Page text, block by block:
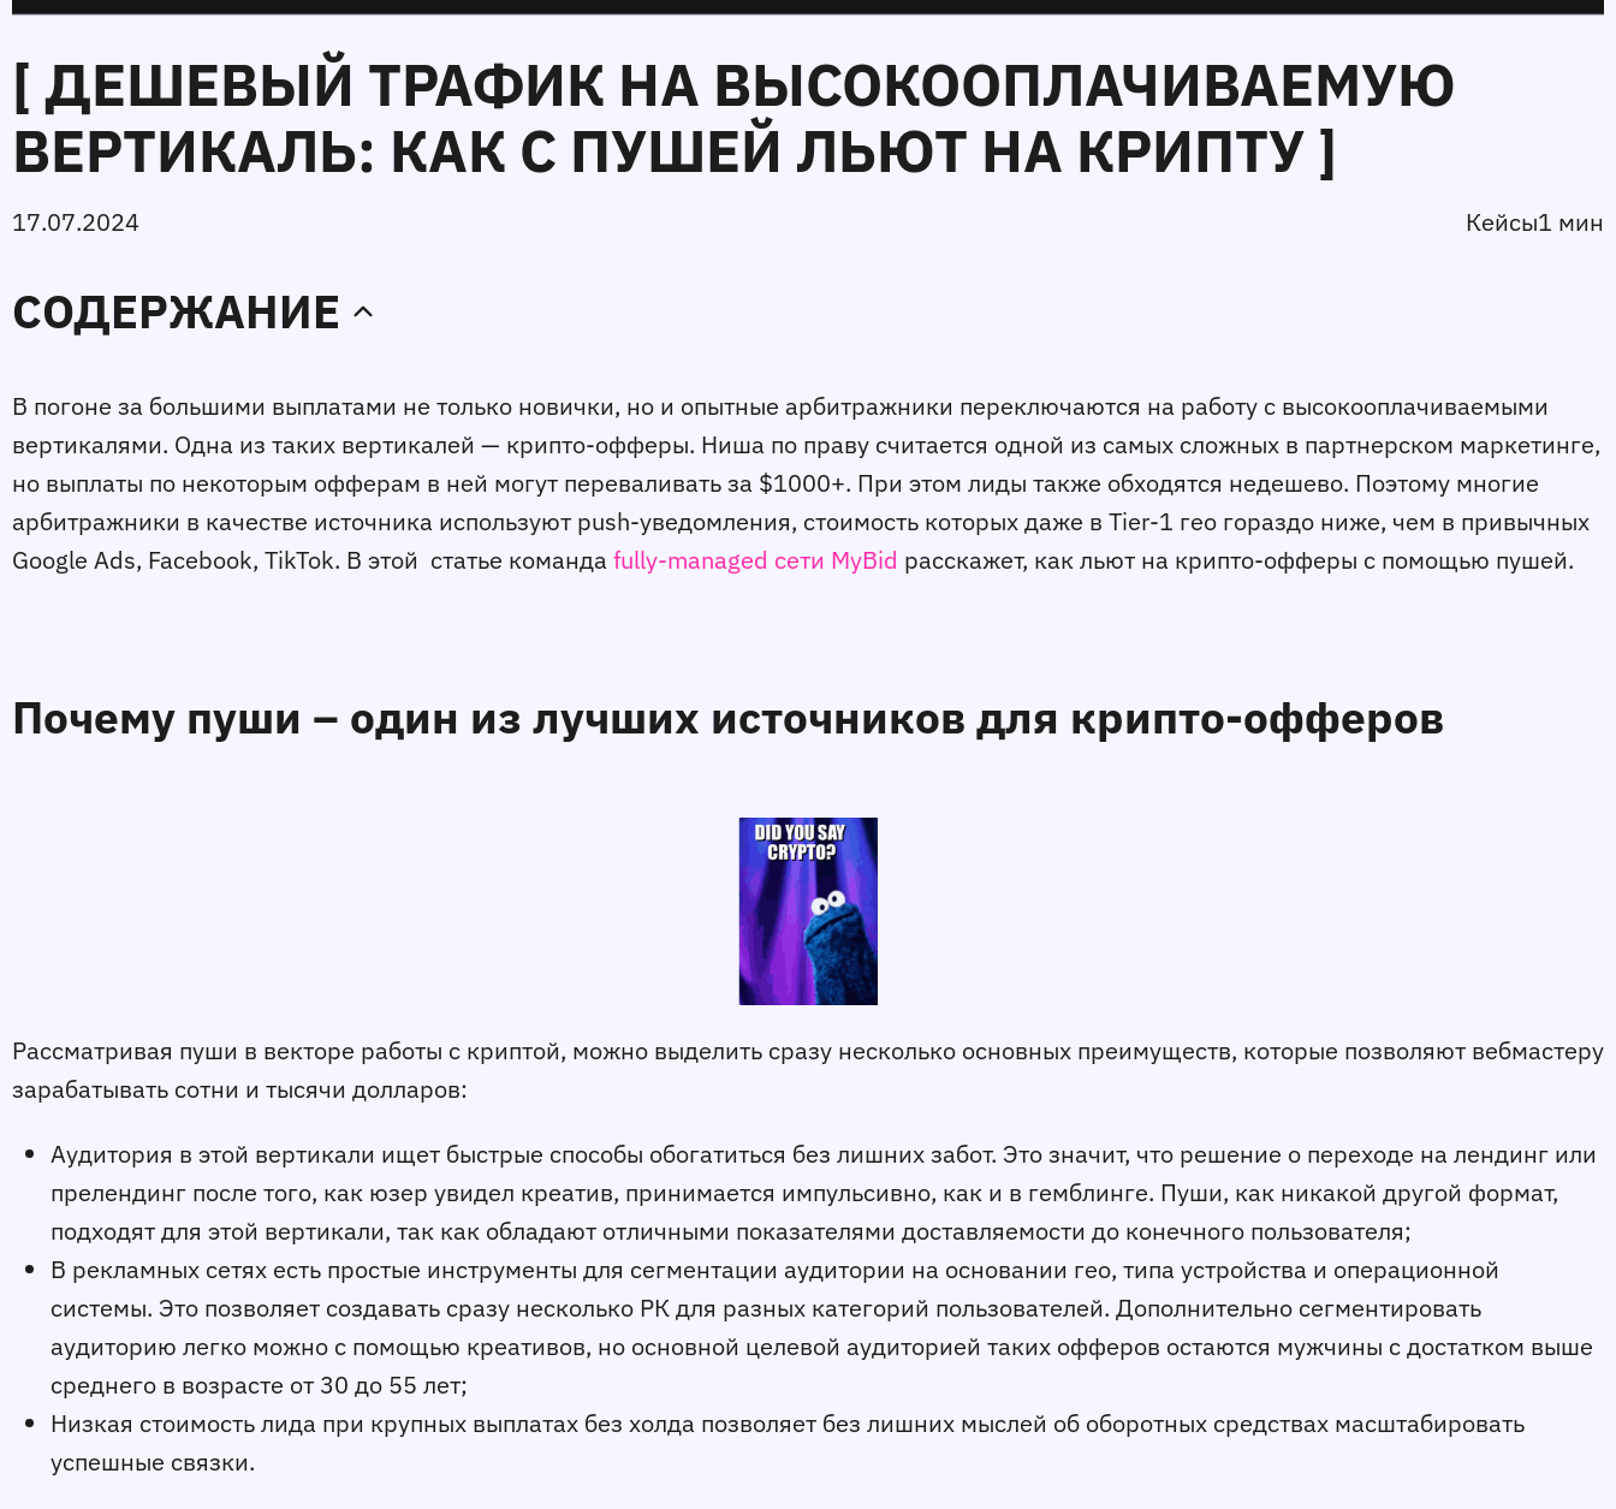
[ ДЕШЕВЫЙ ТРАФИК НА ВЫСОКООПЛАЧИВАЕМУЮ
ВЕРТИКАЛЬ: КАК С ПУШЕЙ ЛЬЮТ НА КРИПТУ ]
17.07.2024 Кейсы1 мин
СОДЕРЖАНИЕ
В погоне за большими выплатами не только новички, но и опытные арбитражники переключаются на работу с высокооплачиваемыми
вертикалями. Одна из таких вертикалей — крипто-офферы. Ниша по праву считается одной из самых сложных в партнерском маркетинге,
но выплаты по некоторым офферам в ней могут переваливать за $1000+. При этом лиды также обходятся недешево. Поэтому многие
арбитражники в качестве источника используют push-уведомления, стоимость которых даже в Tier-1 гео гораздо ниже, чем в привычных
Google Ads, Facebook, TikTok. В этой статье команда fully-managed сети MyBid расскажет, как льют на крипто-офферы с помощью пушей.
Почему пуши – один из лучших источников для крипто-офферов
Рассматривая пуши в векторе работы с криптой, можно выделить сразу несколько основных преимуществ, которые позволяют вебмастеру
зарабатывать сотни и тысячи долларов:
Аудитория в этой вертикали ищет быстрые способы обогатиться без лишних забот. Это значит, что решение о переходе на лендинг или
прелендинг после того, как юзер увидел креатив, принимается импульсивно, как и в гемблинге. Пуши, как никакой другой формат,
подходят для этой вертикали, так как обладают отличными показателями доставляемости до конечного пользователя;
В рекламных сетях есть простые инструменты для сегментации аудитории на основании гео, типа устройства и операционной
системы. Это позволяет создавать сразу несколько РК для разных категорий пользователей. Дополнительно сегментировать
аудиторию легко можно с помощью креативов, но основной целевой аудиторией таких офферов остаются мужчины с достатком выше
среднего в возрасте от 30 до 55 лет;
Низкая стоимость лида при крупных выплатах без холда позволяет без лишних мыслей об оборотных средствах масштабировать
успешные связки.